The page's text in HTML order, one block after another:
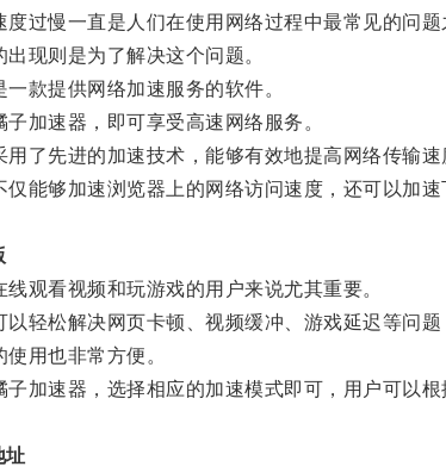
慢一直是人们在使用网络过程中最常见的问题
现则是为了解决这个问题。
款提供网络加速服务的软件。
速器，即可享受高速网络服务。
先进的加速技术，能够有效地提高网络传输速
够加速浏览器上的网络访问速度，还可以加速
看视频和玩游戏的用户来说尤其重要。
松解决网页卡顿、视频缓冲、游戏延迟等问题
用也非常方便。
速器，选择相应的加速模式即可，用户可以根
址